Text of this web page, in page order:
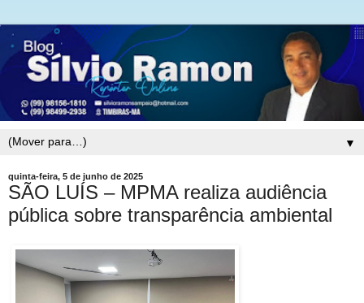
▼
quinta-feira, 5 de junho de 2025
SÃO LUÍS – MPMA realiza audiência
pública sobre transparência ambiental